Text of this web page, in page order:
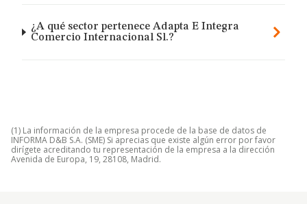
¿A qué sector pertenece Adapta E Integra
Comercio Internacional Sl.?
(1) La información de la empresa procede de la base de datos de
INFORMA D&B S.A. (SME) Si aprecias que existe algún error por favor
dirígete acreditando tu representación de la empresa a la dirección
Avenida de Europa, 19, 28108, Madrid.